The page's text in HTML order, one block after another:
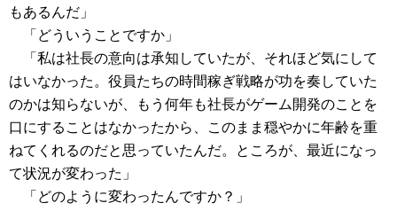
もあるんだ」
「どういうことですか」
「私は社長の意向は承知していたが、それほど気にして
はいなかった。役員たちの時間稼ぎ戦略が功を奏していた
のかは知らないが、もう何年も社長がゲーム開発のことを
口にすることはなかったから、このまま穏やかに年齢を重
ねてくれるのだと思っていたんだ。ところが、最近になっ
て状況が変わった」
「どのように変わったんですか？」